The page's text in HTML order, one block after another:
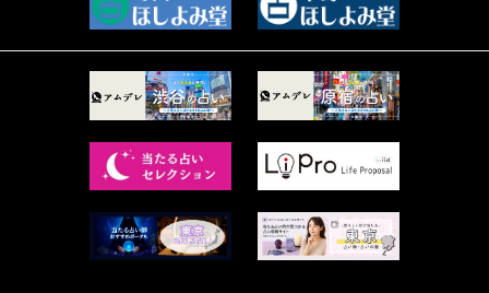
ルーカス伽豆海 (1111)
木杉泉風 (116)
桐野有民 (31)
月夜巳キメラ (4)
菊地柚姫 (78)
2023年4月 (73)
2023年2月 (99)
2022年12月 (72)
2022年11月 (72)
2022年9月 (85)